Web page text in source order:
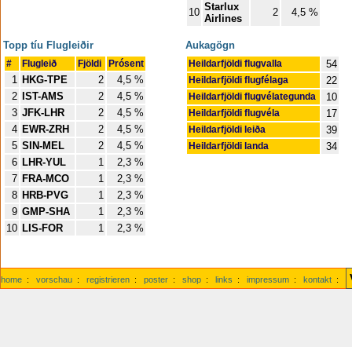
10 Starlux
Airlines
2 4,5 %
Topp tíu Flugleiðir
# Flugleið Fjöldi Prósent
1 HKG-TPE 2
4,5 %
2
IST-AMS 2
4,5 %
3 JFK-LHR 2
4,5 %
4 EWR-ZRH 2
4,5 %
5 SIN-MEL 2
4,5 %
6 LHR-YUL 1
2,3 %
7 FRA-MCO 1
2,3 %
8 HRB-PVG 1
2,3 %
9 GMP-SHA 1
2,3 %
10 LIS-FOR 1 2,3 %
Aukagögn
Heildarfjöldi flugvalla 54
Heildarfjöldi flugfélaga 22
Heildarfjöldi flugvélategunda 10
Heildarfjöldi flugvéla 17
Heildarfjöldi leiða 39
Heildarfjöldi landa 34
home : vorschau : registrieren : poster : shop : links : impressum : kontakt :